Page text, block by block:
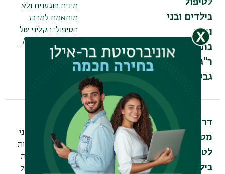
לטיפול
בילדים ובני
נוער
בת"א-יפו /
ר"ג /
גבעתיים
מינית פוגענית ולא
מותאמת למרכז
הטיפולי הקליני של
אל”י בת"א / ר"ג /…
דרוש.ה
מטפל.ת
לטיפול
בילדים ובני
25-01-2026
דרוש.ה מטפל.ת
לטיפול בילדים ובני
נוער בעלי התנהגות
מינית לא מותאמת
למרכז הטיפולי של